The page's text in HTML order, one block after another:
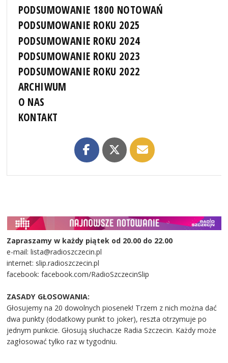
PODSUMOWANIE 1800 NOTOWAŃ
PODSUMOWANIE ROKU 2025
PODSUMOWANIE ROKU 2024
PODSUMOWANIE ROKU 2023
PODSUMOWANIE ROKU 2022
ARCHIWUM
O NAS
KONTAKT
Zapraszamy w każdy piątek od 20.00 do 22.00
e-mail: lista@radioszczecin.pl
internet: slip.radioszczecin.pl
facebook: facebook.com/RadioSzczecinSlip
ZASADY GŁOSOWANIA:
Głosujemy na 20 dowolnych piosenek! Trzem z nich można dać
dwa punkty (dodatkowy punkt to joker), reszta otrzymuje po
jednym punkcie. Głosują słuchacze Radia Szczecin. Każdy może
zagłosować tylko raz w tygodniu.